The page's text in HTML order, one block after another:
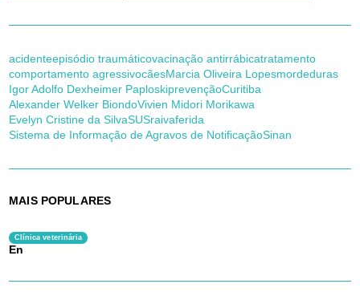
acidenteepisódio traumáticovacinação antirrábicatratamento
comportamento agressivocãesMarcia Oliveira Lopesmordeduras
Igor Adolfo Dexheimer PaploskiprevençãoCuritiba
Alexander Welker BiondoVivien Midori Morikawa
Evelyn Cristine da SilvaSUSraivaferida
Sistema de Informação de Agravos de NotificaçãoSinan
MAIS POPULARES
Clínica veterinária
En